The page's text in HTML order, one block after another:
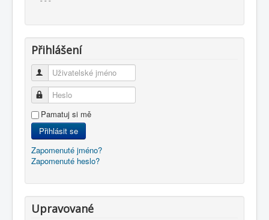
Přihlášení
Uživatelské jméno
Heslo
Pamatuj si mě
Přihlásit se
Zapomenuté jméno?
Zapomenuté heslo?
Upravované